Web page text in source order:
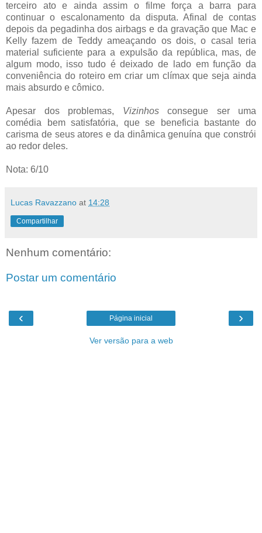
terceiro ato e ainda assim o filme força a barra para
continuar o escalonamento da disputa. Afinal de contas
depois da pegadinha dos airbags e da gravação que Mac e
Kelly fazem de Teddy ameaçando os dois, o casal teria
material suficiente para a expulsão da república, mas, de
algum modo, isso tudo é deixado de lado em função da
conveniência do roteiro em criar um clímax que seja ainda
mais absurdo e cômico.
Apesar dos problemas, Vizinhos consegue ser uma
comédia bem satisfatória, que se beneficia bastante do
carisma de seus atores e da dinâmica genuína que constrói
ao redor deles.
Nota: 6/10
Lucas Ravazzano at 14:28
Compartilhar
Nenhum comentário:
Postar um comentário
‹ ›
Página inicial
Ver versão para a web